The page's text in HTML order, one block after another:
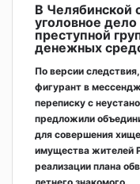
В Челябинской
уголовное
преступной
денежных
По версии
фигурант в
переписку с
предложили
для совершения
имущества жителей
реализации плана